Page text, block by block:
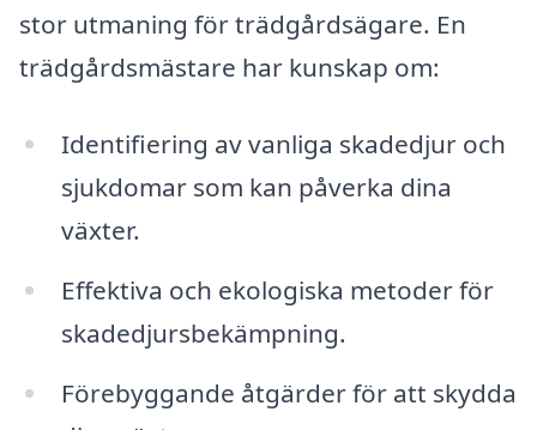
stor utmaning för trädgårdsägare. En
trädgårdsmästare har kunskap om:
Identifiering av vanliga skadedjur och
sjukdomar som kan påverka dina
växter.
Effektiva och ekologiska metoder för
skadedjursbekämpning.
Förebyggande åtgärder för att skydda